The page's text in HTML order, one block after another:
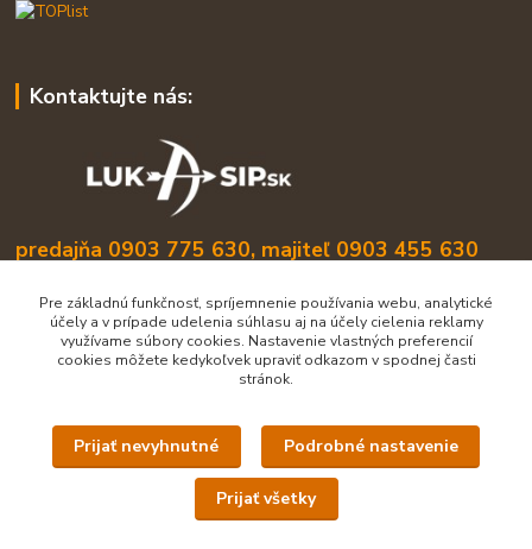
Kontaktujte nás:
predajňa 0903 775 630, majiteľ 0903 455 630
info@lukasip.sk
Upravit sběr cookies.
Pre základnú funkčnosť, spríjemnenie používania webu, analytické
účely a v prípade udelenia súhlasu aj na účely cielenia reklamy
využívame súbory cookies. Nastavenie vlastných preferencií
cookies môžete kedykoľvek upraviť odkazom v spodnej časti
stránok.
Prijať nevyhnutné Podrobné nastavenie
Prijať všetky